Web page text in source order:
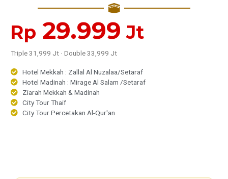
Rp 29.999 Jt
Triple 31,999 Jt · Double 33,999 Jt
Hotel Mekkah : Zallal Al Nuzalaa/Setaraf
Hotel Madinah : Mirage Al Salam /Setaraf
Ziarah Mekkah & Madinah
City Tour Thaif
City Tour Percetakan Al-Qur'an